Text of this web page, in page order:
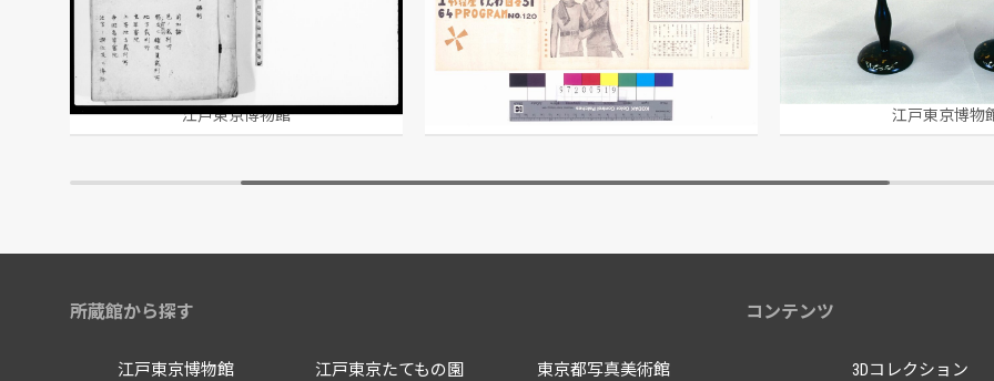
第四巻 司法権ノ編制
江戸東京博物館
ムーラン・ルージュ 第120回公演番組
江戸東京博物館
牡丹唐草蒔絵 高坏 雛
江戸東京博物
所蔵館から探す
江戸東京博物館 江戸東京たてもの園 東京都写真美術館
コンテンツ
3Dコレクション